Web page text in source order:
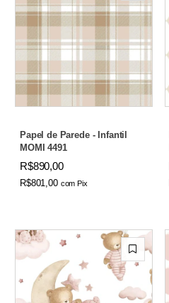
Papel de Parede - Infantil
MOMI 4491
R$890,00
R$801,00 com Pix